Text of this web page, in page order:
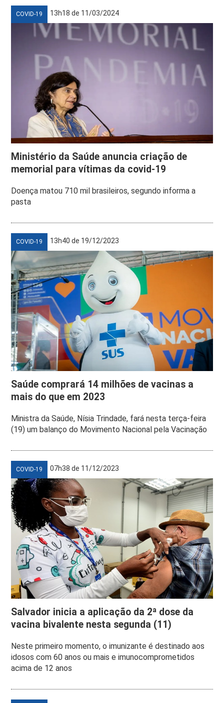
COVID-19 13h18 de 11/03/2024
Ministério da Saúde anuncia criação de
memorial para vítimas da covid-19
Doença matou 710 mil brasileiros, segundo informa a
pasta
COVID-19 13h40 de 19/12/2023
Saúde comprará 14 milhões de vacinas a
mais do que em 2023
Ministra da Saúde, Nísia Trindade, fará nesta terça-feira
(19) um balanço do Movimento Nacional pela Vacinação
COVID-19 07h38 de 11/12/2023
Salvador inicia a aplicação da 2ª dose da
vacina bivalente nesta segunda (11)
Neste primeiro momento, o imunizante é destinado aos
idosos com 60 anos ou mais e imunocomprometidos
acima de 12 anos